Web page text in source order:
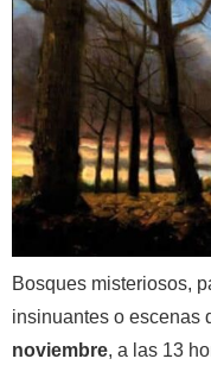
Bosques misteriosos,
insinuantes o escenas
noviembre, a las 13